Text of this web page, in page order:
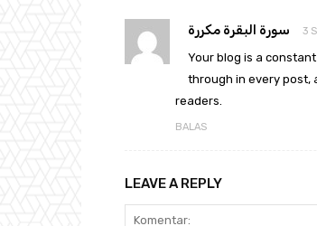
سورة البقرة مكررة 3
Your blog is a
through in every post,
readers.
BALAS
LEAVE A REPLY